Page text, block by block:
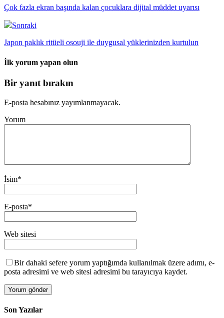
Çok fazla ekran başında kalan çocuklara dijital müddet uyarısı
Sonraki
Japon paklık ritüeli osouji ile duygusal yüklerinizden kurtulun
İlk yorum yapan olun
Bir yanıt bırakın
E-posta hesabınız yayımlanmayacak.
Yorum
İsim*
E-posta*
Web sitesi
Bir dahaki sefere yorum yaptığımda kullanılmak üzere adımı, e-
posta adresimi ve web sitesi adresimi bu tarayıcıya kaydet.
Son Yazılar